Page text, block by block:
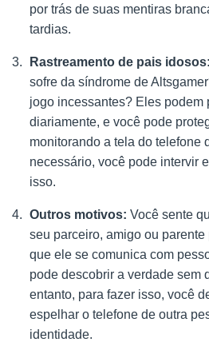
por trás de suas mentiras
tardias.
Rastreamento de pais idosos:
sofre da síndrome de
jogo incessantes? Eles podem
diariamente, e você pode
monitorando a tela do telefone
necessário, você pode intervir
isso.
Outros motivos: Você sente
seu parceiro, amigo ou
que ele se comunica com
pode descobrir a verdade sem
entanto, para fazer isso, você
espelhar o telefone de outra
identidade.